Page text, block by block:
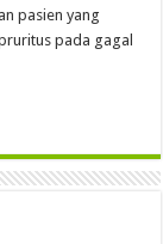
pasien yang
pada gagal